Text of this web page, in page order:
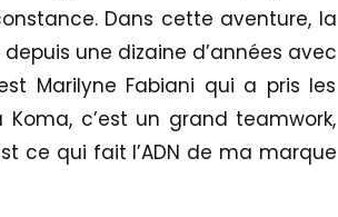
Dans cette aventure, la
une dizaine d’années avec
Marilyne Fabiani qui a pris les
c’est un grand teamwork,
ce qui fait l’ADN de ma marque